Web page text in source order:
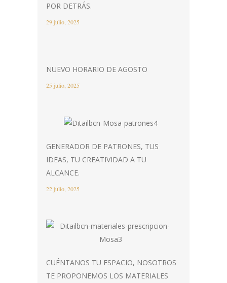
POR DETRÁS.
29 julio, 2025
NUEVO HORARIO DE AGOSTO
25 julio, 2025
GENERADOR DE PATRONES, TUS
IDEAS, TU CREATIVIDAD A TU
ALCANCE.
22 julio, 2025
CUÉNTANOS TU ESPACIO, NOSOTROS
TE PROPONEMOS LOS MATERIALES